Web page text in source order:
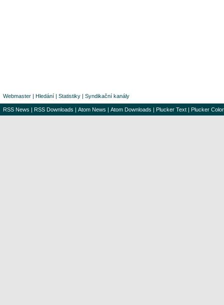
Webmaster | Hledání | Statistiky | Syndikační kanály
RSS News | RSS Downloads | Atom News | Atom Downloads | Plucker Text | Plucker Color